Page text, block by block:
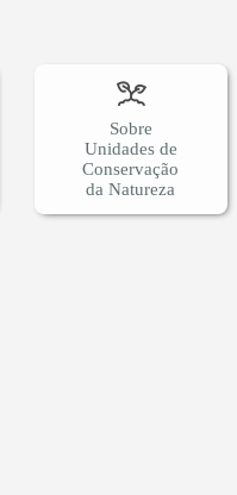
Sobre
Unidades de
Conservação
da Natureza